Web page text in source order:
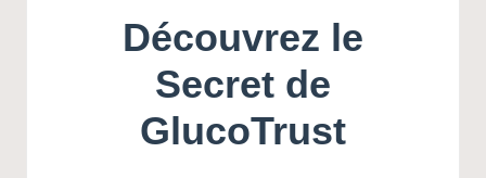
Découvrez le
Secret de
GlucoTrust